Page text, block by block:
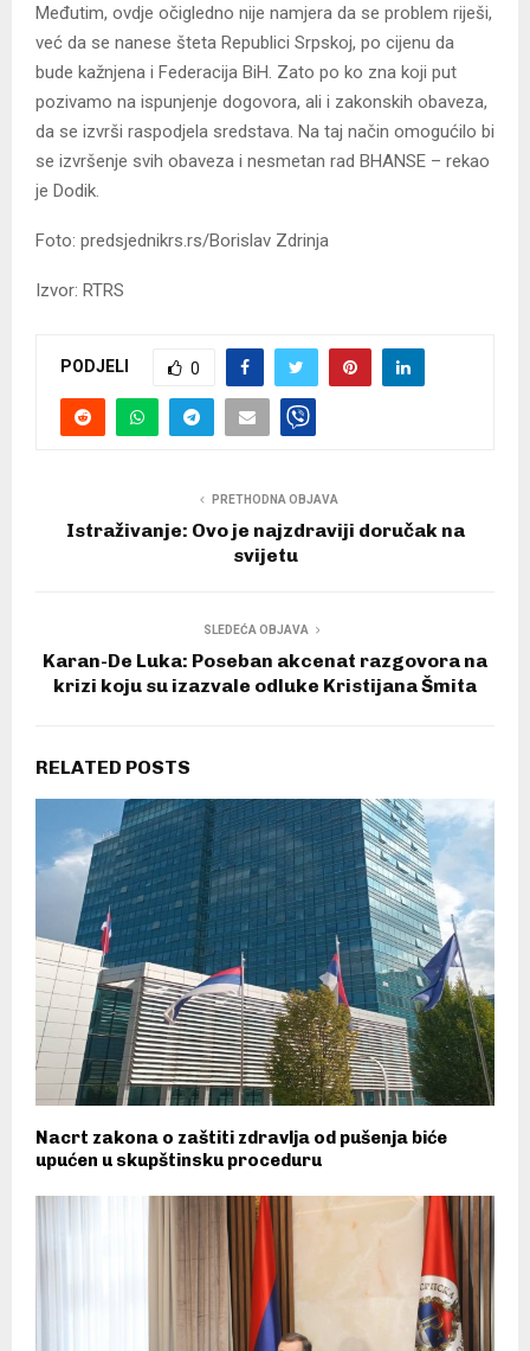
Međutim, ovdje očigledno nije namjera da se problem riješi,
već da se nanese šteta Republici Srpskoj, po cijenu da
bude kažnjena i Federacija BiH. Zato po ko zna koji put
pozivamo na ispunjenje dogovora, ali i zakonskih obaveza,
da se izvrši raspodjela sredstava. Na taj način omogućilo bi
se izvršenje svih obaveza i nesmetan rad BHANSE – rekao
je Dodik.
Foto: predsjednikrs.rs/Borislav Zdrinja
Izvor: RTRS
PODJELI 0
PRETHODNA OBJAVA
Istraživanje: Ovo je najzdraviji doručak na
svijetu
SLEDEĆA OBJAVA
Karan-De Luka: Poseban akcenat razgovora na
krizi koju su izazvale odluke Kristijana Šmita
RELATED POSTS
Nacrt zakona o zaštiti zdravlja od pušenja biće
upućen u skupštinsku proceduru